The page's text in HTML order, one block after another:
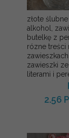
złote
alkohol,
butelkę z
rózne treści
zawieszki
literami i
2.56